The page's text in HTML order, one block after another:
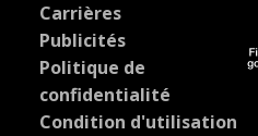
Carrières
Publicités
Politique de
confidentialité
Condition d'utilisation